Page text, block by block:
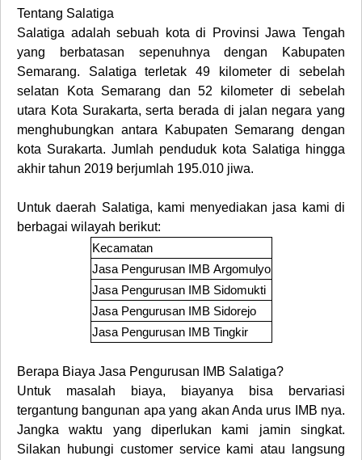
Tentang Salatiga
Salatiga adalah sebuah kota di Provinsi Jawa Tengah
yang berbatasan sepenuhnya dengan Kabupaten
Semarang. Salatiga terletak 49 kilometer di sebelah
selatan Kota Semarang dan 52 kilometer di sebelah
utara Kota Surakarta, serta berada di jalan negara yang
menghubungkan antara Kabupaten Semarang dengan
kota Surakarta. Jumlah penduduk kota Salatiga hingga
akhir tahun 2019 berjumlah 195.010 jiwa.
Untuk daerah Salatiga, kami menyediakan jasa kami di
berbagai wilayah berikut:
Kecamatan
Jasa Pengurusan IMB Argomulyo
Jasa Pengurusan IMB Sidomukti
Jasa Pengurusan IMB Sidorejo
Jasa Pengurusan IMB Tingkir
Berapa Biaya Jasa Pengurusan
IMB Salatiga?
Untuk masalah biaya, biayanya bisa bervariasi
tergantung bangunan apa yang akan Anda urus IMB nya.
Jangka waktu yang diperlukan kami jamin singkat.
Silakan hubungi customer servicekami atau langsung